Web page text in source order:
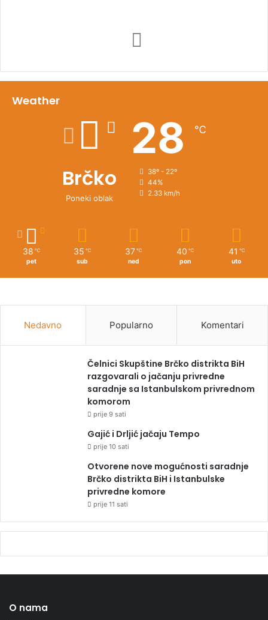
Weather
Brčko
Poneki oblak
28 ℃
38º - 22º
44%
2.33 km/h
38 ℃
pet
35 ℃
sub
37 ℃
ned
40 ℃
pon
41 ℃
uto
Nedavno Popularno Komentari
Čelnici Skupštine Brčko distrikta BiH
razgovarali o jačanju privredne
saradnje sa Istanbulskom privrednom
komorom
prije 9 sati
Gajić i Drljić jačaju Tempo
prije 10 sati
Otvorene nove mogućnosti saradnje
Brčko distrikta BiH i Istanbulske
privredne komore
prije 11 sati
O nama